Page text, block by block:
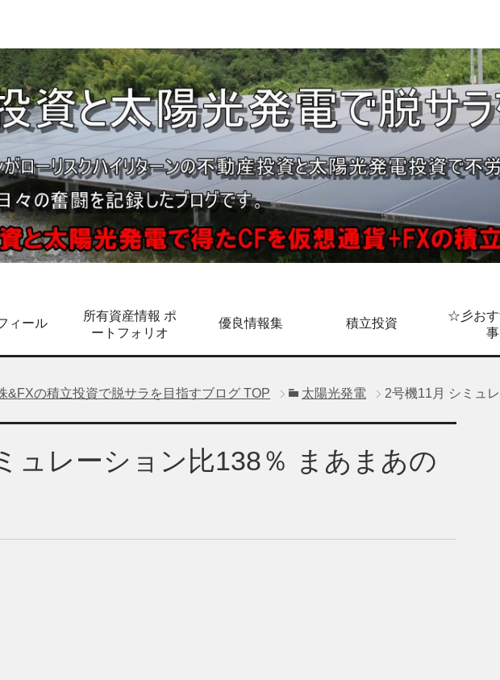
ィール
所有資産情報 ポ
ートフォリオ
優良情報集 積立投資
☆彡おす
事
&FXの積立投資で脱サラを目指すブログ TOP 太陽光発電 2号機11月 シミュ
ュレーション比138％ まあまあの